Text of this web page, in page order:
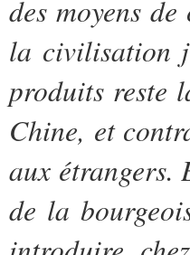
des moyens
la civilisation
produits reste
Chine, et
aux étrangers.
de la